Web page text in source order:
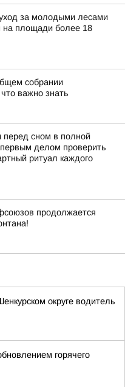
за молодыми лесами
на площади более 18
собрании
важно знать
перед сном в полной
делом проверить
ритуал каждого
продолжается
округе водитель
горячего